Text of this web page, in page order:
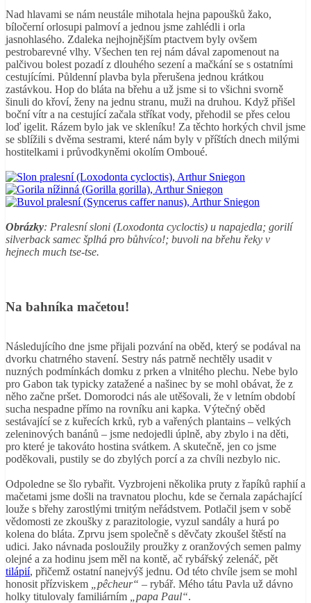
Nad hlavami se nám neustále mihotala hejna papoušků žako,
bíločerní orlosupi palmoví a jednou jsme zahlédli i orla
jasnohlasého. Zdaleka nejhojnějším ptactvem byly ovšem
pestrobarevné vlhy. Všechen ten rej nám dával zapomenout na
palčivou bolest pozadí z dlouhého sezení a mačkání se s ostatními
cestujícími. Půldenní plavba byla přerušena jednou krátkou
zastávkou. Hop do bláta na břehu a už jsme si to všichni svorně
šinuli do křoví, ženy na jednu stranu, muži na druhou. Když přišel
boční vítr a na cestující začala stříkat vody, přehodil se přes celou
loď igelit. Rázem bylo jak ve skleníku! Za těchto horkých chvil jsme
se sblížili s dvěma sestrami, které nám byly v příštích dnech milými
hostitelkami i průvodkyněmi okolím Omboué.
Obrázky: Pralesní sloni (Loxodonta cycloctis) u napajedla; gorilí
silverback samec šplhá pro bůhvíco!; buvoli na břehu řeky v
hejnech much tse-tse.
Na bahníka mačetou!
Následujícího dne jsme přijali pozvání na oběd, který se podával na
dvorku chatrného stavení. Sestry nás patrně nechtěly usadit v
nuzných podmínkách domku z prken a vlnitého plechu. Nebe bylo
pro Gabon tak typicky zatažené a našinec by se mohl obávat, že z
něho začne pršet. Domorodci nás ale utěšovali, že v letním období
sucha nespadne přímo na rovníku ani kapka. Výtečný oběd
sestávající se z kuřecích krků, ryb a vařených plantains – velkých
zeleninových banánů – jsme nedojedli úplně, aby zbylo i na děti,
pro které je takováto hostina svátkem. A skutečně, jen co jsme
poděkovali, pustily se do zbylých porcí a za chvíli nezbylo nic.
Odpoledne se šlo rybařit. Vyzbrojeni několika pruty z řapíků raphií a
mačetami jsme došli na travnatou plochu, kde se černala zapáchající
louže s břehy zarostlými trnitým neřádstvem. Potlačil jsem v sobě
vědomosti ze zkoušky z parazitologie, vyzul sandály a hurá po
kolena do bláta. Zprvu jsem společně s děvčaty zkoušel štěstí na
udici. Jako návnada posloužily proužky z oranžových semen palmy
olejné a za hodinu jsem měl na kontě, ač rybářský zelenáč, pět
tilápií, přičemž ostatní nanejvýš jednu. Od této chvíle jsem se mohl
honosit přízviskem
„pêcheur“ – rybář. Mého tátu Pavla už dávno
holky titulovaly familiárním
„papa Paul“.